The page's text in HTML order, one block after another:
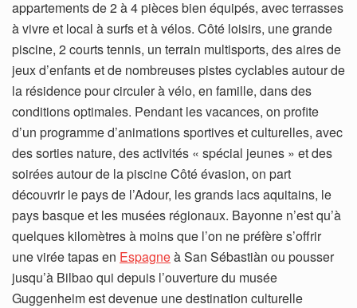
appartements de 2 à 4 pièces bien équipés, avec terrasses
à vivre et local à surfs et à vélos. Côté loisirs, une grande
piscine, 2 courts tennis, un terrain multisports, des aires de
jeux d’enfants et de nombreuses pistes cyclables autour de
la résidence pour circuler à vélo, en famille, dans des
conditions optimales. Pendant les vacances, on profite
d’un programme d’animations sportives et culturelles, avec
des sorties nature, des activités « spécial jeunes » et des
soirées autour de la piscine Côté évasion, on part
découvrir le pays de l’Adour, les grands lacs aquitains, le
pays basque et les musées régionaux. Bayonne n’est qu’à
quelques kilomètres à moins que l’on ne préfère s’offrir
une virée tapas en Espagneà San Sébastiàn ou pousser
jusqu’à Bilbao qui depuis l’ouverture du musée
Guggenheim est devenue une destination culturelle